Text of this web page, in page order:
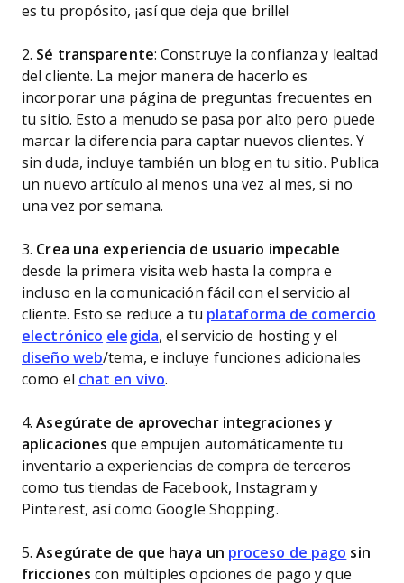
es tu propósito, ¡así que deja que brille!
2. Sé transparente: Construye la confianza y lealtad
del cliente. La mejor manera de hacerlo es
incorporar una página de preguntas frecuentes en
tu sitio. Esto a menudo se pasa por alto pero puede
marcar la diferencia para captar nuevos clientes. Y
sin duda, incluye también un blog en tu sitio. Publica
un nuevo artículo al menos una vez al mes, si no
una vez por semana.
3. Crea una experiencia de usuario impecable
desde la primera visita web hasta la compra e
incluso en la comunicación fácil con el servicio al
cliente. Esto se reduce a tu plataforma de comercio
electrónico elegida, el servicio de hosting y el
diseño web/tema, e incluye funciones adicionales
como el chat en vivo.
4.Asegúrate de aprovechar integraciones y
aplicaciones que empujen automáticamente tu
inventario a experiencias de compra de terceros
como tus tiendas de Facebook, Instagram y
Pinterest, así como Google Shopping.
5.Asegúrate de que haya un proceso de pago sin
fricciones con múltiples opciones de pago y que